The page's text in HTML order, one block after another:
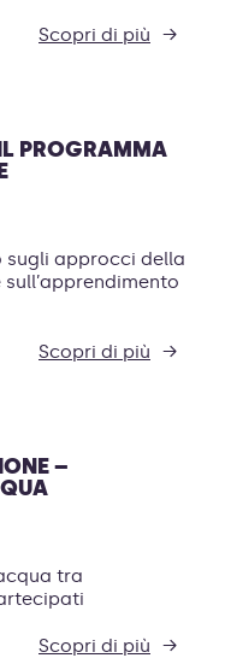
Scopri di più
PROGRAMMA
approcci della
Scopri di più
–
tra
Scopri di più